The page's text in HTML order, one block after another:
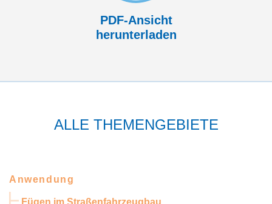
PDF-Ansicht
herunterladen
ALLE THEMENGEBIETE
Anwendung